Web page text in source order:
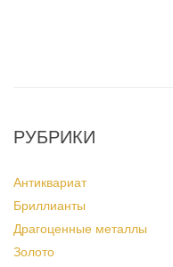
РУБРИКИ
Антиквариат
Бриллианты
Драгоценные металлы
Золото